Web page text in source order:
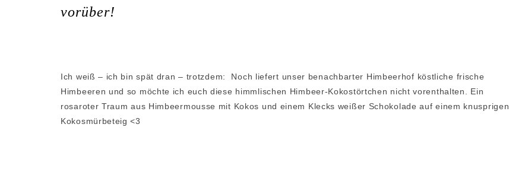
PETIT FOURS
vorüber!
Ich weiß – ich bin spät dran – trotzdem: Noch liefert unser benachbarter Himbeerhof köstliche frische
Himbeeren und so möchte ich euch diese himmlischen Himbeer-Kokostörtchen nicht vorenthalten. Ein
rosaroter Traum aus Himbeermousse mit Kokos und einem Klecks weißer Schokolade auf einem knusprigen
Kokosmürbeteig <3